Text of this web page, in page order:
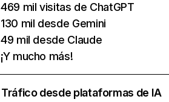
469 mil visitas de ChatGPT
130 mil desde Gemini
49 mil desde Claude
¡Y mucho más!
Tráfico desde plataformas de IA